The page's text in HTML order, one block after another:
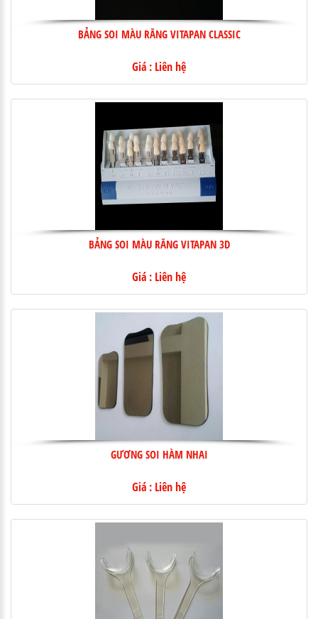
BẢNG SOI MÀU RĂNG VITAPAN CLASSIC
Giá : Liên hệ
BẢNG SOI MÀU RĂNG VITAPAN 3D
Giá : Liên hệ
GƯƠNG SOI HÀM NHAI
Giá : Liên hệ